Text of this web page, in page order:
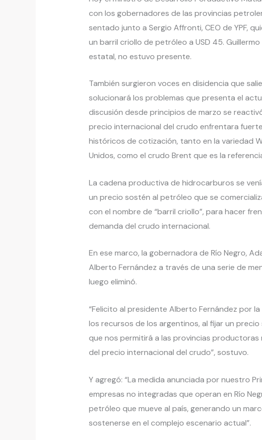
con los gobernadores de las provincias
sentado junto a Sergio Affronti, CEO de YPF,
un barril criollo de petróleo a USD 45.
estatal, no estuvo presente.
También surgieron voces en disidencia que
solucionará los problemas que presenta el
discusión desde principios de marzo se
precio internacional del crudo enfrentara
históricos de cotización, tanto en la variedad
Unidos, como el crudo Brent que es la
La cadena productiva de hidrocarburos se
un precio sostén al petróleo que se
con el nombre de “barril criollo”, para hacer
demanda del crudo internacional.
En ese marco, la gobernadora de Río Negro,
Alberto Fernández a través de una serie de
luego eliminó.
“Felicito al presidente Alberto Fernández por
los recursos de los argentinos, al fijar un
que nos permitirá a las provincias
del precio internacional del crudo”, sostuvo.
Y agregó: “La medida anunciada por nuestro
empresas no integradas que operan en Río
petróleo que mueve al país, generando un
sostenerse en el complejo escenario actual”.